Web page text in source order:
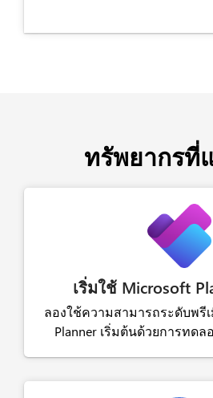
ทรัพยากรที่
เริ่มใช้ Microsoft
ลองใช้ความสามารถระดับพรี
Planner เริ่มต้นด้วยการทด